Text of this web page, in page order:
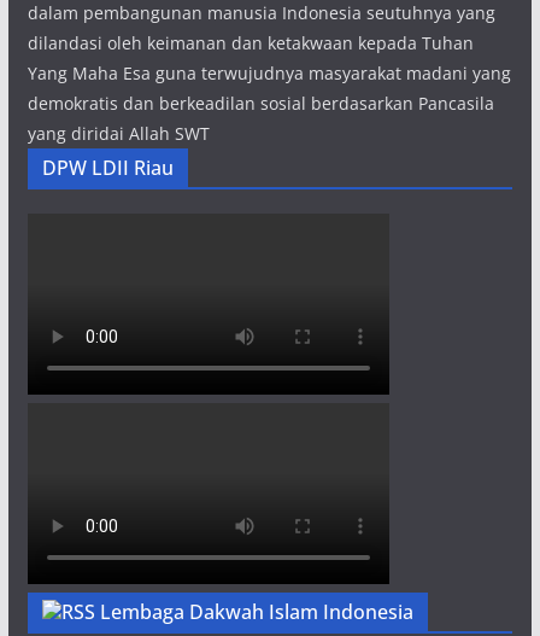
dalam pembangunan manusia Indonesia seutuhnya yang
dilandasi oleh keimanan dan ketakwaan kepada Tuhan
Yang Maha Esa guna terwujudnya masyarakat madani yang
demokratis dan berkeadilan sosial berdasarkan Pancasila
yang diridai Allah SWT
DPW LDII Riau
Lembaga Dakwah Islam Indonesia